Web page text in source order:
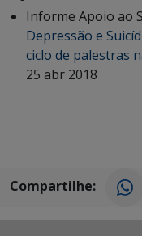
Informe Apoio ao
Depressão e
ciclo de palestras
25 abr 2018
Compartilhe: